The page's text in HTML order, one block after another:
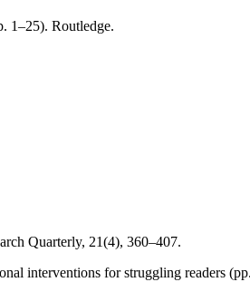
1–25). Routledge.
Quarterly, 21(4), 360–407.
interventions for struggling readers